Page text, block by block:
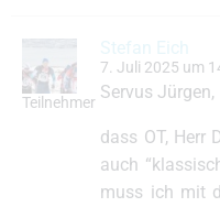
Teilnehmer
Stefan Eich
7. Juli 2025 um
Servus Jürgen,
dass OT, Herr
auch
muss ich mit